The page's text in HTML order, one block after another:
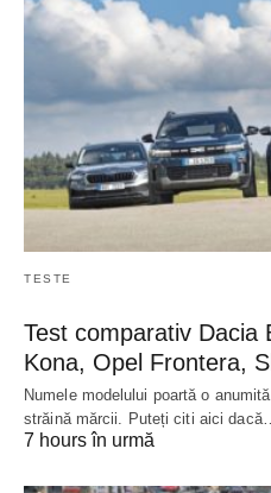
TESTE
Test comparativ Dacia
Kona, Opel Frontera,
Numele modelului poartă o
străină mărcii. Puteți citi aici
7 hours în urmă